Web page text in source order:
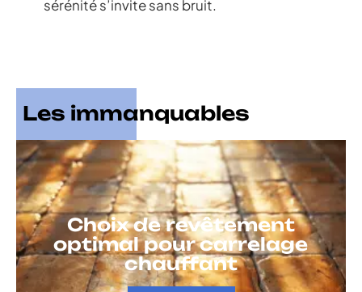
sérénité s’invite sans bruit.
Les immanquables
Choix de revêtement
optimal pour carrelage
chauffant